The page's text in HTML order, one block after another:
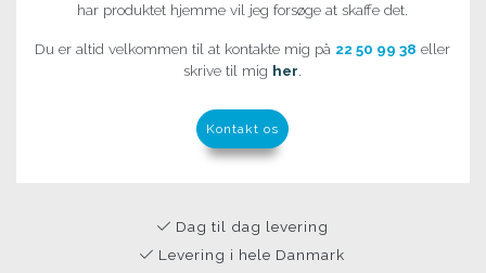
har produktet hjemme vil jeg forsøge at skaffe det.
Du er altid velkommen til at kontakte mig på 22 50 99 38 eller
skrive til mig her
Kontakt os
Dag til dag levering
Levering i hele Danmark